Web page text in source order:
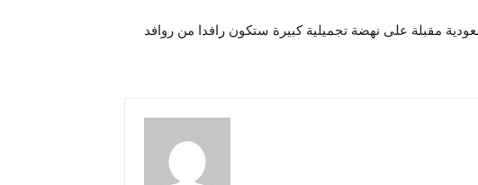
مقبلة على نهضة تجميلية كبيرة ستكون رافدا من روافد